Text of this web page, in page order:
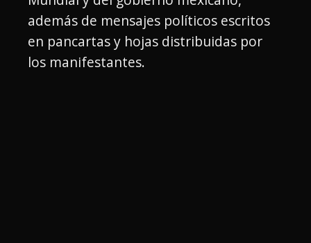
además de mensajes políticos escritos
en pancartas y hojas distribuidas por
los manifestantes.